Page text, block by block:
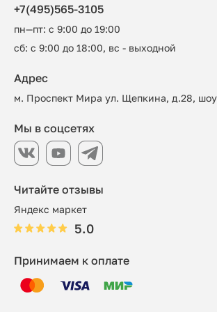
+7(495)565-3105
пн—пт: с 9:00 до 19:00
сб: с 9:00 до 18:00, вс - выходной
Читайте отзывы
Яндекс маркет
5.0
Адрес
м. Проспект Мира ул. Щепкина, д.28,
Принимаем к оплате
Мы в соцсетях